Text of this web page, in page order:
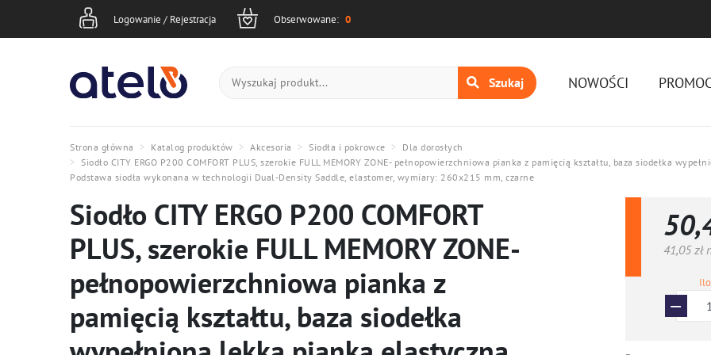
Logowanie
Logowanie / Rejestracja
Obserwowane Obserwowane: 0
Koszyk
Szukaj Menu
NOWOŚCI
Strona główna Katalog produktów Akcesoria Siodła i pokrowce
Dla dorosłych
Siodło CITY ERGO P200 COMFORT PLUS, szerokie FULL MEMORY ZONE- pełnopowierzchniowa pianka z pamięcią kształtu, baza siodełka
Podstawa siodła wykonana w technologii Dual-Density Saddle, elastomer, wymiary: 260x215 mm, czarne
Siodło CITY ERGO P200 COMFORT
PLUS, szerokie FULL MEMORY ZONE-
pełnopowierzchniowa pianka z
pamięcią kształtu, baza siodełka
41,05 zł